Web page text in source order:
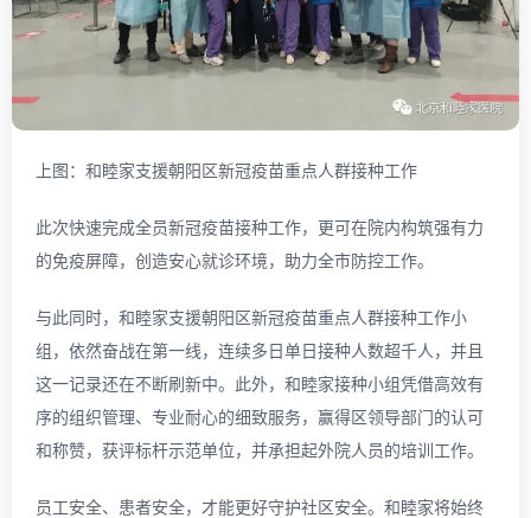
上图：和睦家支援朝阳区新冠疫苗重点人群接种工作
此次快速完成全员新冠疫苗接种工作，更可在院内构筑强有力
的免疫屏障，创造安心就诊环境，助力全市防控工作。
与此同时，和睦家支援朝阳区新冠疫苗重点人群接种工作小
组，依然奋战在第一线，连续多日单日接种人数超千人，并且
这一记录还在不断刷新中。此外，和睦家接种小组凭借高效有
序的组织管理、专业耐心的细致服务，赢得区领导部门的认可
和称赞，获评标杆示范单位，并承担起外院人员的培训工作。
员工安全、患者安全，才能更好守护社区安全。和睦家将始终